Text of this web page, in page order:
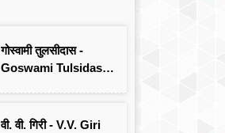
गोस्वामी तुलसीदास -
Goswami Tulsidas:
वी. वी. गिरी - V.V. Giri